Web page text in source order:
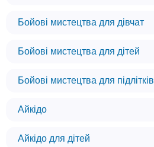
Бойові мистецтва для дівчат
Бойові мистецтва для дітей
Бойові мистецтва для підлітків
Айкідо
Айкідо для дітей